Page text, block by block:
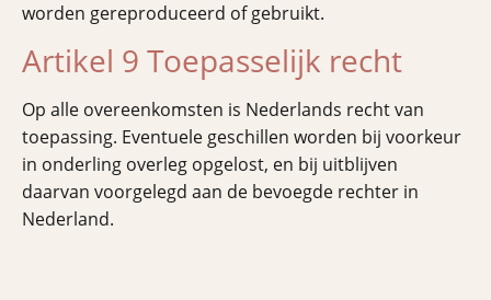
worden gereproduceerd of gebruikt.
Artikel 9 Toepasselijk recht
Op alle overeenkomsten is Nederlands recht van
toepassing. Eventuele geschillen worden bij voorkeur
in onderling overleg opgelost, en bij uitblijven
daarvan voorgelegd aan de bevoegde rechter in
Nederland.